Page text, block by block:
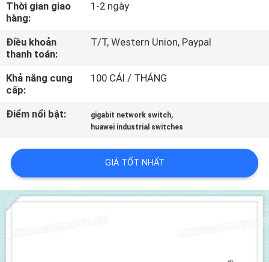
NHÀ
MÁY
KIỂM
SOÁT
CHẤT
LIÊN
HỆ
VỚI
Thời gian giao
hàng:
1-2 ngày
Điều khoản
thanh toán:
T/T, Western Union, Paypal
Khả năng cung
cấp:
100 CÁI / THÁNG
Điểm nổi bật: gigabit network switch,
huawei industrial switches
GIÁ TỐT NHẤT